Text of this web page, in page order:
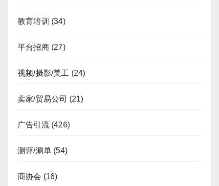
教育培训 (34)
平台招商(27)
视频/摄影/美工 (24)
卖家/贸易公司 (21)
广告引流(426)
测评/涮单 (54)
商协会 (16)